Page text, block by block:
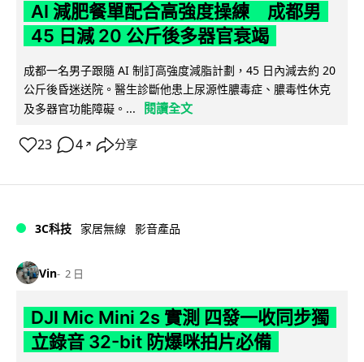
AI 減肥餐單配合高強度操練 成都男
45 日減 20 公斤後多器官衰竭
成都一名男子跟隨 AI 制訂高強度減脂計劃，45 日內減去約 20
公斤後昏迷送院。醫生診斷他患上尿源性膿毒症、膿毒性休克
及多器官功能障礙。...
閱讀全文
23 4 ↗ 分享
3C科技 家居無線 影音產品
Vin 2 日
DJI Mic Mini 2s 實測 四發一收同步獨
立錄音 32-bit 防爆咪拍片必備